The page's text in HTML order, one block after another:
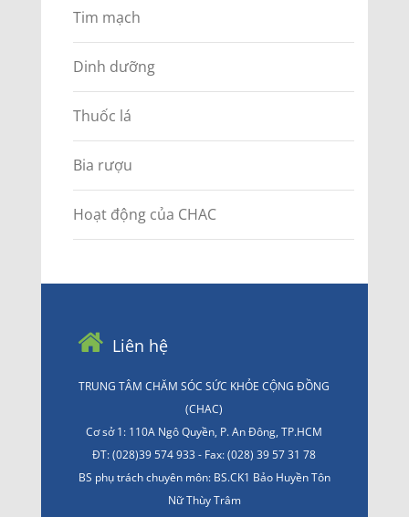
Tim mạch
Dinh dưỡng
Thuốc lá
Bia rượu
Hoạt động của CHAC
Liên hệ
TRUNG TÂM CHĂM SÓC SỨC KHỎE CỘNG ĐỒNG
(CHAC)
Cơ sở 1: 110A Ngô Quyền, P. An Đông, TP.HCM
ĐT: (028)39 574 933 - Fax: (028) 39 57 31 78
BS phụ trách chuyên môn: BS.CK1 Bảo Huyền Tôn
Nữ Thùy Trâm